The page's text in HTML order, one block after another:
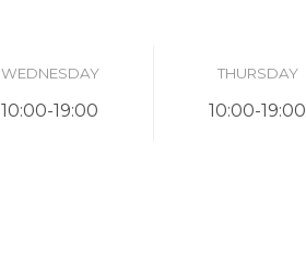
WEDNESDAY
10:00-19:00
THURSDAY
10:00-19:00